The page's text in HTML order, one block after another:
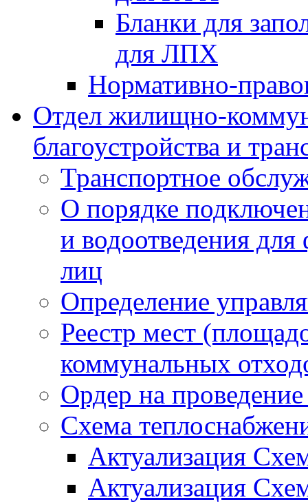
Бланки для
для ЛПХ
Нормативно-
Отдел жилищно-
благоустройства и
Транспортное
О порядке
и водоотведения
лиц
Определение
Реестр мест
коммунальных
Ордер на
Схема
Актуализация
Актуализация